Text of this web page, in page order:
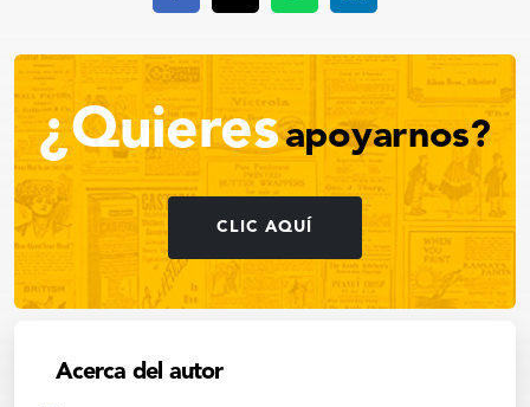
¿Quieresapoyarnos?
CLIC AQUÍ
Acerca del autor